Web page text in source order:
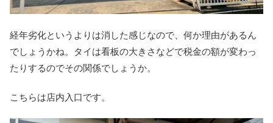
経年劣化というよりは消した感じなので、何か理由があるん
でしょうかね。タイは看板の大きさなどで税金の額が変わっ
たりするのでその関係でしょうか。
こちらは店内入口です。